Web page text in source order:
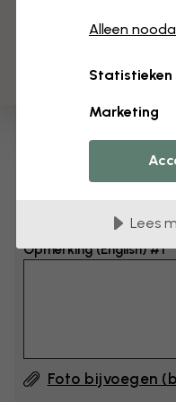
Opmerking (English) #1
Foto bijvoegen
Alleen
Statistieken
Marketing
Lees